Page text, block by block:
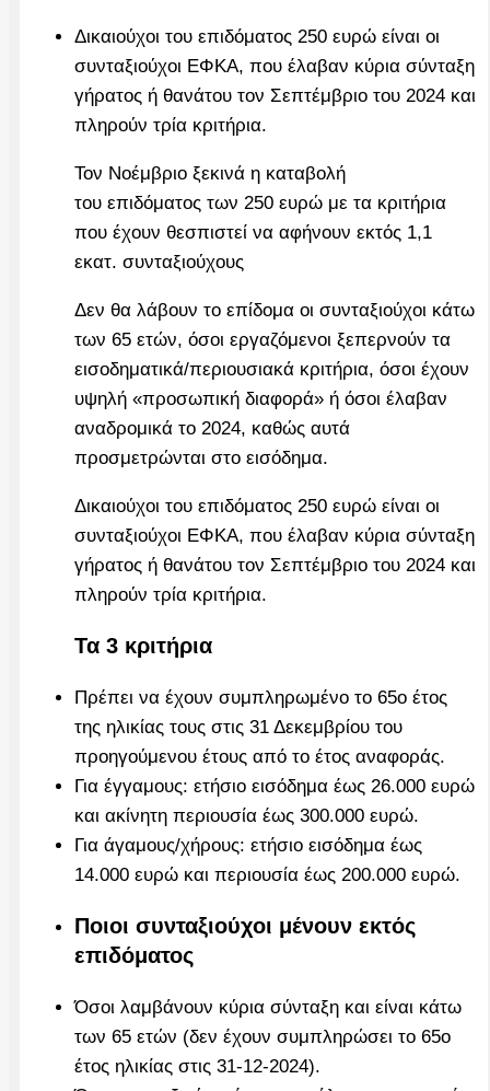
Δικαιούχοι του επιδόματος 250 ευρώ είναι οι
συνταξιούχοι ΕΦΚΑ, που έλαβαν κύρια σύνταξη
γήρατος ή θανάτου τον Σεπτέμβριο του 2024 και
πληρούν τρία κριτήρια.
Τον Νοέμβριο ξεκινά η καταβολή
του επιδόματος των 250 ευρώ με τα κριτήρια
που έχουν θεσπιστεί να αφήνουν εκτός 1,1
εκατ. συνταξιούχους
Δεν θα λάβουν το επίδομα οι συνταξιούχοι κάτω
των 65 ετών, όσοι εργαζόμενοι ξεπερνούν τα
εισοδηματικά/περιουσιακά κριτήρια, όσοι έχουν
υψηλή «προσωπική διαφορά» ή όσοι έλαβαν
αναδρομικά το 2024, καθώς αυτά
προσμετρώνται στο εισόδημα.
Δικαιούχοι του επιδόματος 250 ευρώ είναι οι
συνταξιούχοι ΕΦΚΑ, που έλαβαν κύρια σύνταξη
γήρατος ή θανάτου τον Σεπτέμβριο του 2024 και
πληρούν τρία κριτήρια.
Τα 3 κριτήρια
Πρέπει να έχουν συμπληρωμένο το 65ο έτος
της ηλικίας τους στις 31 Δεκεμβρίου του
προηγούμενου έτους από το έτος αναφοράς.
Για έγγαμους: ετήσιο εισόδημα έως 26.000 ευρώ
και ακίνητη περιουσία έως 300.000 ευρώ.
Για άγαμους/χήρους: ετήσιο εισόδημα έως
14.000 ευρώ και περιουσία έως 200.000 ευρώ.
Ποιοι συνταξιούχοι μένουν εκτός
επιδόματος
Όσοι λαμβάνουν κύρια σύνταξη και είναι κάτω
των 65 ετών (δεν έχουν συμπληρώσει το 65ο
έτος ηλικίας στις 31-12-2024).